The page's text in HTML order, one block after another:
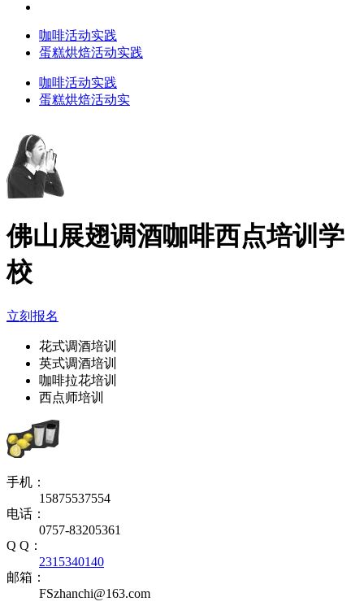
咖啡活动实践
蛋糕烘焙活动实践
咖啡活动实践
蛋糕烘焙活动实
佛山展翅调酒咖啡西点培训学
校
立刻报名
花式调酒培训
英式调酒培训
咖啡拉花培训
西点师培训
手机：
15875537554
电话：
0757-83205361
Q Q：
2315340140
邮箱：
FSzhanchi@163.com